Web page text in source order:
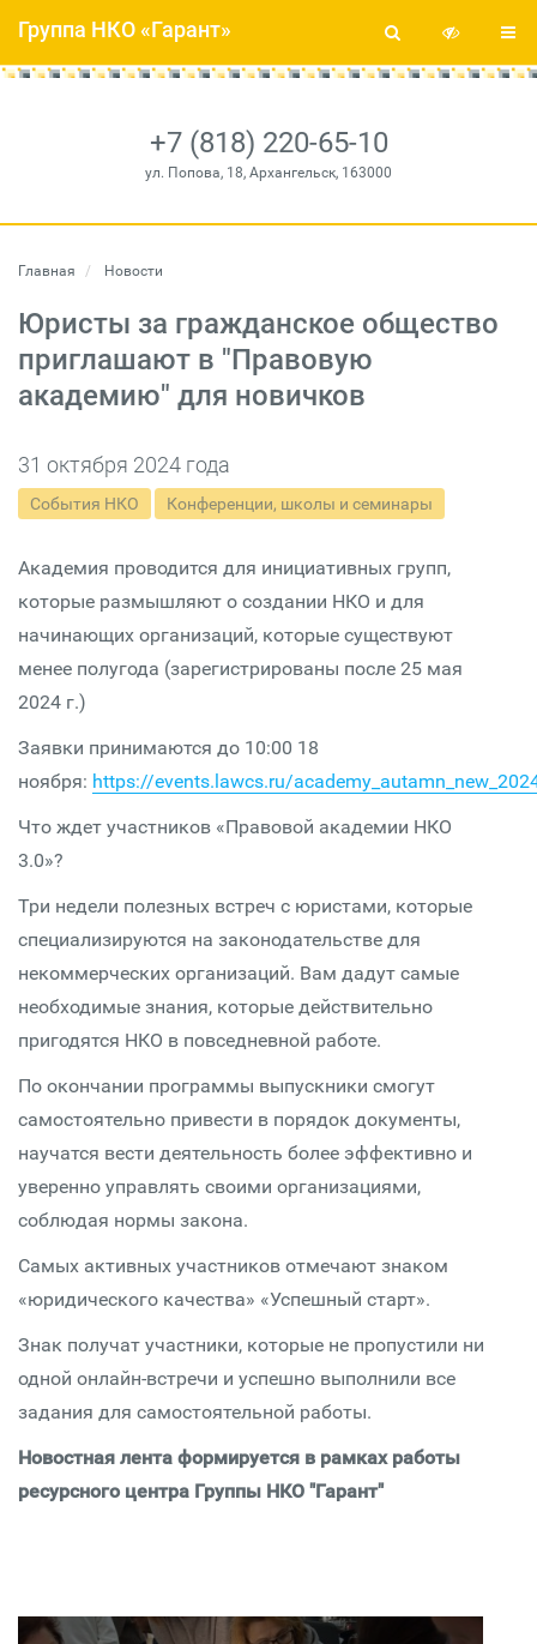
+7 (818) 220-65-10
ул. Попова, 18, Архангельск, 163000
Группа НКО «Гарант»
Главная Новости
Юристы за гражданское общество
приглашают в "Правовую
академию" для новичков
31 октября 2024 года
События НКО Конференции, школы и семинары
Академия проводится для инициативных групп,
которые размышляют о создании НКО и для
начинающих организаций, которые существуют
менее полугода (зарегистрированы после 25 мая
2024 г.)
Заявки принимаются до 10:00 18
ноября: https://events.lawcs.ru/
Что ждет участников «Правовой академии НКО
3.0»?
Три недели полезных встреч с юристами, которые
специализируются на законодательстве для
некоммерческих организаций. Вам дадут самые
необходимые знания, которые действительно
пригодятся НКО в повседневной работе.
По окончании программы выпускники смогут
самостоятельно привести в порядок документы,
научатся вести деятельность более эффективно и
уверенно управлять своими организациями,
соблюдая нормы закона.
Самых активных участников отмечают знаком
«юридического качества» «Успешный старт».
Знак получат участники, которые не пропустили ни
одной онлайн-встречи и успешно выполнили все
задания для самостоятельной работы.
Новостная лента формируется в рамках работы
ресурсного центра Группы НКО "Гарант"